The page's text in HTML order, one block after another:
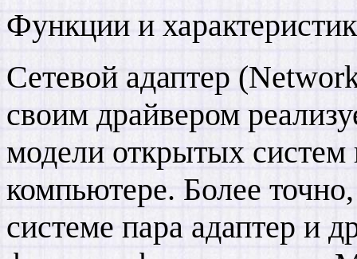
Функции и
Сетевой адаптер
своим драйвером
модели открытых систем
компьютере. Более
системе пара адаптер и